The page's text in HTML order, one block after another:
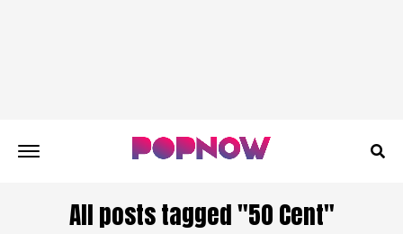
All posts tagged "50 Cent"